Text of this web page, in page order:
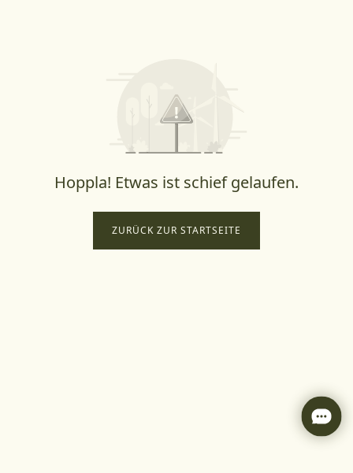
Hoppla! Etwas ist schief gelaufen.
ZURÜCK ZUR STARTSEITE